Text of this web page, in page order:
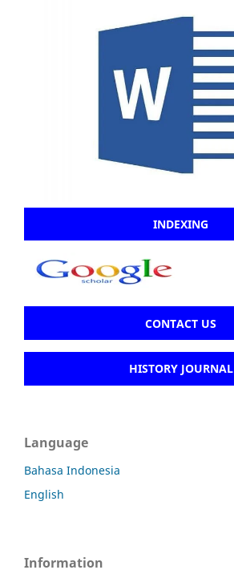
INDEXING
CONTACT US
HISTORY JOURNAL
Language
Bahasa Indonesia
English
Information